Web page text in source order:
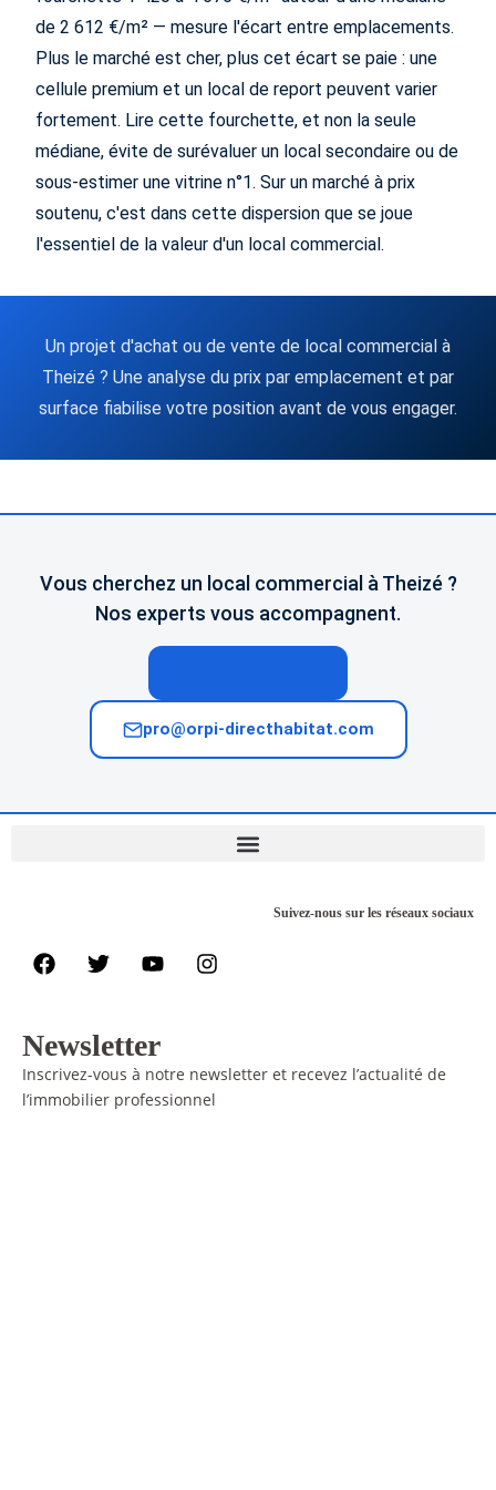
de 2 612 €/m² — mesure l'écart entre emplacements.
Plus le marché est cher, plus cet écart se paie : une
cellule premium et un local de report peuvent varier
fortement. Lire cette fourchette, et non la seule
médiane, évite de surévaluer un local secondaire ou de
sous-estimer une vitrine n°1. Sur un marché à prix
soutenu, c'est dans cette dispersion que se joue
l'essentiel de la valeur d'un local commercial.
Un projet d'achat ou de vente de local commercial à
Theizé ? Une analyse du prix par emplacement et par
surface fiabilise votre position avant de vous engager.
Vous cherchez un local commercial à Theizé ?
Nos experts vous accompagnent.
pro@orpi-directhabitat.com
Suivez-nous sur les réseaux sociaux
Newsletter
Inscrivez-vous à notre newsletter et recevez l’actualité de
l’immobilier professionnel